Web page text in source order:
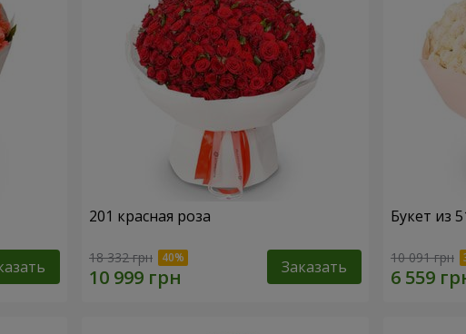
201 красная роза
18 332 грн Заказать
Букет из
10 091 грн